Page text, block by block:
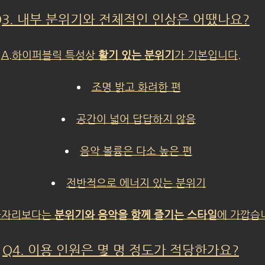
내부 분위기와 전체적인 인상은 어땠나요?
A.하이퍼블릭 특성상 활기 있는 분위기 가 기본입니다.
조명 밝고 화려한 편
공간이 넓어 답답하지 않음
음악 볼륨은 다소 높은 편
전반적으로 에너지 있는 분위기
리보다는 분위기와 음악을 함께 즐기는 스타일에 가깝습
Q4. 이용 인원은 몇 명 정도가 적당한가요?